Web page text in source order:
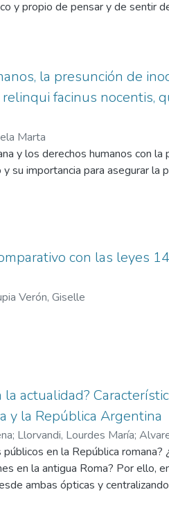
para la implementación
y propio de pensar y de sentir
un marco normativo en el que el
el concubinato roma-
posible origen romanista de la
la presunción de
facinus nocentis,
Marta
y los derechos humanos con la
su importancia para asegurar la
nocentis, quam innocentem
Nacional, el Código
los que se adhiere la República
los derechos humanos. El
ha incluido este
ser pasible de una condena o
para la justicia penal. Asimismo,
lo incluye como pilar en los
que se extienda más allá
Derechos Humanos – Pacto de
no lo declare culpable o lo
con las leyes
Verón, Giselle
actualidad?
y la República Argentina
; Llorvandi, Lourdes María;
en la República
en la antigua Roma? Por ello,
ambas ópticas y
tanto como los requisitos